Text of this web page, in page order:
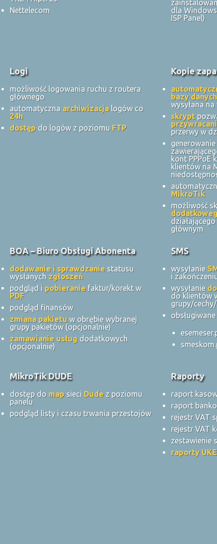
Nettelecom
dla
ISP Panel)
Logi
możliwość logowania ruchu z routera
głównego
automatyczna archiwizacjalogów co
24h
dostęp do logów z poziomu FTP
Kopie
bazy danych
wysyłana
skrypt
przerwy w
kont PPPoE
klientów na
MikroTik
możliwość
głównym
BOA – Biuro Obsługi Abonenta
dodawanie i sprawdzanie statusu
wysłanych zgłoszeń
podgląd i pobieranie faktur/korekt w
PDF
podgląd finansów
zmiana pakietu w obrębie wybranej
grupy pakietów (opcjonalnie)
zamawianie usług dodatkowych
(opcjonalnie)
SMS
wysyłanie
i
wysyłanie
do klientów
grupy/
MikroTik DUDE
dostęp do map sieci Dude z poziomu
panelu
podgląd listy i czasu trwania przestojów
Raporty
raport
raport
rejestr VAT
rejestr VAT
zestawienie
raporty UKE